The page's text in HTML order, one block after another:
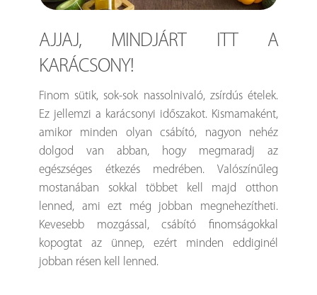
AJJAJ, MINDJÁRT ITT A
KARÁCSONY!
Finom sütik, sok-sok nassolnivaló, zsírdús ételek.
Ez jellemzi a karácsonyi időszakot. Kismamaként,
amikor minden olyan csábító, nagyon nehéz
dolgod van abban, hogy megmaradj az
egészséges étkezés medrében. Valószínűleg
mostanában sokkal többet kell majd otthon
lenned, ami ezt még jobban megnehezítheti.
Kevesebb mozgással, csábító finomságokkal
kopogtat az ünnep, ezért minden eddiginél
jobban résen kell lenned.